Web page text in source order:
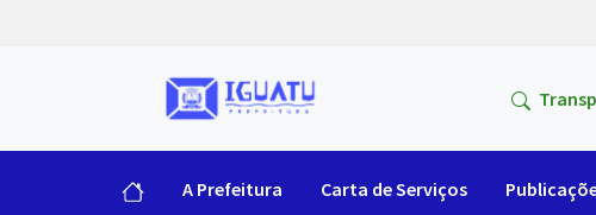
A Prefeitura Carta de Serviços